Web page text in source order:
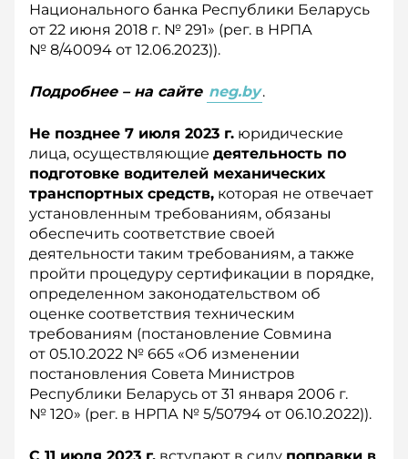
Национального банка Республики Беларусь
от 22 июня 2018 г. № 291» (рег. в НРПА
№ 8/40094 от 12.06.2023)).
Подробнее – на сайте neg.by.
Не позднее 7 июля 2023 г. юридические
лица, осуществляющие деятельность по
подготовке водителей механических
транспортных средств, которая не отвечает
установленным требованиям, обязаны
обеспечить соответствие своей
деятельности таким требованиям, а также
пройти процедуру сертификации в порядке,
определенном законодательством об
оценке соответствия техническим
требованиям (постановление Сов­мина
от 05.10.2022 № 665 «Об изменении
постановления Совета Министров
Республики Беларусь от 31 января 2006 г.
№ 120» (рег. в НРПА № 5/50794 от 06.10.2022)).